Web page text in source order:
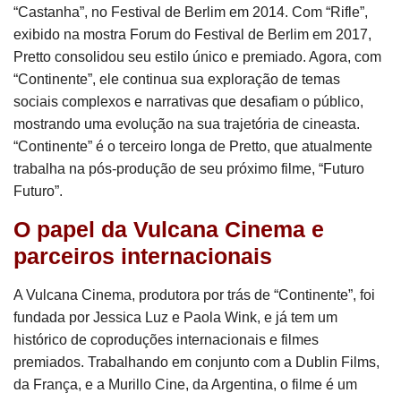
“Castanha”, no Festival de Berlim em 2014. Com “Rifle”,
exibido na mostra Forum do Festival de Berlim em 2017,
Pretto consolidou seu estilo único e premiado. Agora, com
“Continente”, ele continua sua exploração de temas
sociais complexos e narrativas que desafiam o público,
mostrando uma evolução na sua trajetória de cineasta.
“Continente” é o terceiro longa de Pretto, que atualmente
trabalha na pós-produção de seu próximo filme, “Futuro
Futuro”.
O papel da Vulcana Cinema e
parceiros internacionais
A Vulcana Cinema, produtora por trás de “Continente”, foi
fundada por Jessica Luz e Paola Wink, e já tem um
histórico de coproduções internacionais e filmes
premiados. Trabalhando em conjunto com a Dublin Films,
da França, e a Murillo Cine, da Argentina, o filme é um